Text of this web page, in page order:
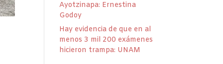
Ayotzinapa: Ernestina
Godoy
Hay evidencia de que en al
menos 3 mil 200 exámenes
hicieron trampa: UNAM